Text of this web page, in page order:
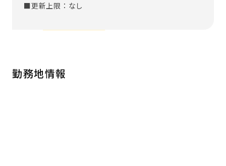
■更新上限：なし
勤務地情報